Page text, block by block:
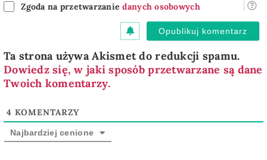
Zgoda na przetwarzaniedanych osobowych
Ta strona używa Akismet do redukcji spamu.
Dowiedz się, w jaki sposób przetwarzane są dane
Twoich komentarzy.
4 KOMENTARZY
Najbardziej cenione